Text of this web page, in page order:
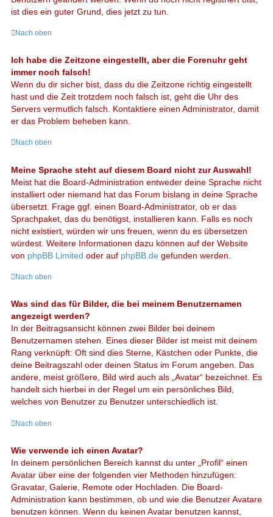
ist dies ein guter Grund, dies jetzt zu tun.
Nach oben
Ich habe die Zeitzone eingestellt, aber die Forenuhr geht
immer noch falsch!
Wenn du dir sicher bist, dass du die Zeitzone richtig eingestellt
hast und die Zeit trotzdem noch falsch ist, geht die Uhr des
Servers vermutlich falsch. Kontaktiere einen Administrator, damit
er das Problem beheben kann.
Nach oben
Meine Sprache steht auf diesem Board nicht zur Auswahl!
Meist hat die Board-Administration entweder deine Sprache nicht
installiert oder niemand hat das Forum bislang in deine Sprache
übersetzt. Frage ggf. einen Board-Administrator, ob er das
Sprachpaket, das du benötigst, installieren kann. Falls es noch
nicht existiert, würden wir uns freuen, wenn du es übersetzen
würdest. Weitere Informationen dazu können auf der Website
von phpBB Limited oder auf phpBB.de gefunden werden.
Nach oben
Was sind das für Bilder, die bei meinem Benutzernamen
angezeigt werden?
In der Beitragsansicht können zwei Bilder bei deinem
Benutzernamen stehen. Eines dieser Bilder ist meist mit deinem
Rang verknüpft: Oft sind dies Sterne, Kästchen oder Punkte, die
deine Beitragszahl oder deinen Status im Forum angeben. Das
andere, meist größere, Bild wird auch als „Avatar“ bezeichnet. Es
handelt sich hierbei in der Regel um ein persönliches Bild,
welches von Benutzer zu Benutzer unterschiedlich ist.
Nach oben
Wie verwende ich einen Avatar?
In deinem persönlichen Bereich kannst du unter „Profil“ einen
Avatar über eine der folgenden vier Methoden hinzufügen:
Gravatar, Galerie, Remote oder Hochladen. Die Board-
Administration kann bestimmen, ob und wie die Benutzer Avatare
benutzen können. Wenn du keinen Avatar benutzen kannst,